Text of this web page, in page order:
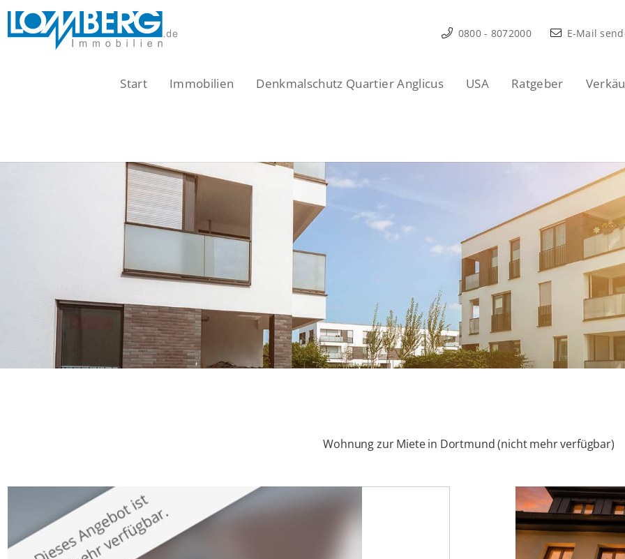
Zum
Inhalt
0800 - 8072000 E-Mail
Start Immobilien Denkmalschutz Quartier Anglicus USA Ratgeber
Wohnung zur Miete in Dortmund (nicht mehr verfügbar)